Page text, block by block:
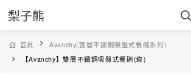
梨子熊
首頁
Avanchy(雙層不鏽鋼吸盤式餐碗系列)
【Avanchy】雙層不鏽鋼吸盤式餐碗(綠)